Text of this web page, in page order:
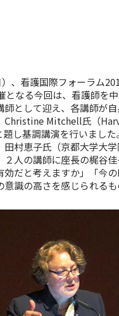
、看護国際フォーラム
なる今回は、看護師を
師として迎え、各講師が
Christine Mitchell氏（
し基調講演を行いました。
村恵子氏（京都大学大
人の講師に座長の梶谷
効だと考えますか」「今
意識の高さを感じられる